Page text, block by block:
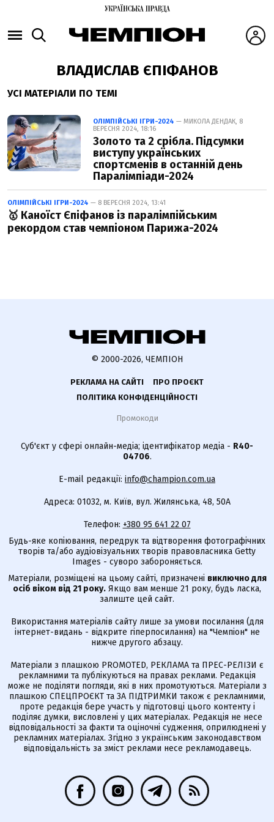
ВЛАДИСЛАВ ЄПІФАНОВ
УСІ МАТЕРІАЛИ ПО ТЕМІ
ОЛІМПІЙСЬКІ ІГРИ-2024 — МИКОЛА ДЕНДАК, 8
ВЕРЕСНЯ 2024, 18:16
Золото та 2 срібла. Підсумки
виступу українських
спортсменів в останній день
Паралімпіади-2024
ОЛІМПІЙСЬКІ ІГРИ-2024 — 8 ВЕРЕСНЯ 2024, 13:41
🥇 Каноїст Єпіфанов із паралімпійським
рекордом став чемпіоном Парижа-2024
© 2000-2026, ЧЕМПІОН
РЕКЛАМА НА САЙТІ
ПРО ПРОЄКТ
ПОЛІТИКА КОНФІДЕНЦІЙНОСТІ
Промокоди
Суб'єкт у сфері онлайн-медіа; ідентифікатор медіа - R40-
04706.
E-mail редакції: info@champion.com.ua
Адреса: 01032, м. Київ, вул. Жилянська, 48, 50А
Телефон: +380 95 641 22 07
Будь-яке копіювання, передрук та відтворення фотографічних
творів та/або аудіовізуальних творів правовласника Getty
Images - суворо забороняється.
Матеріали, розміщені на цьому сайті, призначені виключно для
осіб віком від 21 року. Якщо вам менше 21 року, будь ласка,
залиште цей сайт.
Використання матеріалів сайту лише за умови посилання (для
інтернет-видань - відкрите гіперпосилання) на "Чемпіон" не
нижче другого абзацу.
Матеріали з плашкою PROMOTED, РЕКЛАМА та ПРЕС-РЕЛІЗИ є
рекламними та публікуються на правах реклами. Редакція
може не поділяти погляди, які в них промотуються. Матеріали з
плашкою СПЕЦПРОЄКТ та ЗА ПІДТРИМКИ також є рекламними,
проте редакція бере участь у підготовці цього контенту і
поділяє думки, висловлені у цих матеріалах. Редакція не несе
відповідальності за факти та оціночні судження, оприлюднені у
рекламних матеріалах. Згідно з українським законодавством
відповідальність за зміст реклами несе рекламодавець.